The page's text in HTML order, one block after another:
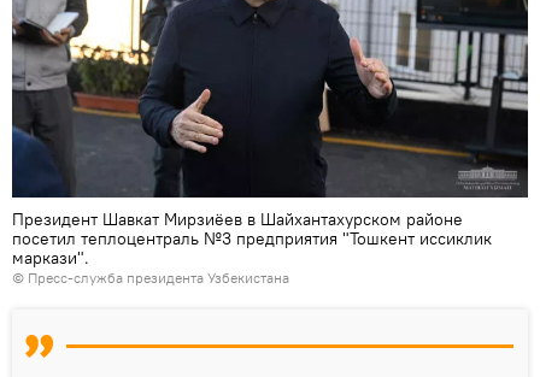
Президент Шавкат Мирзиёев в Шайхантахурском районе
посетил теплоцентраль №3 предприятия "Тошкент иссиклик
маркази".
© Пресс-служба президента Узбекистана